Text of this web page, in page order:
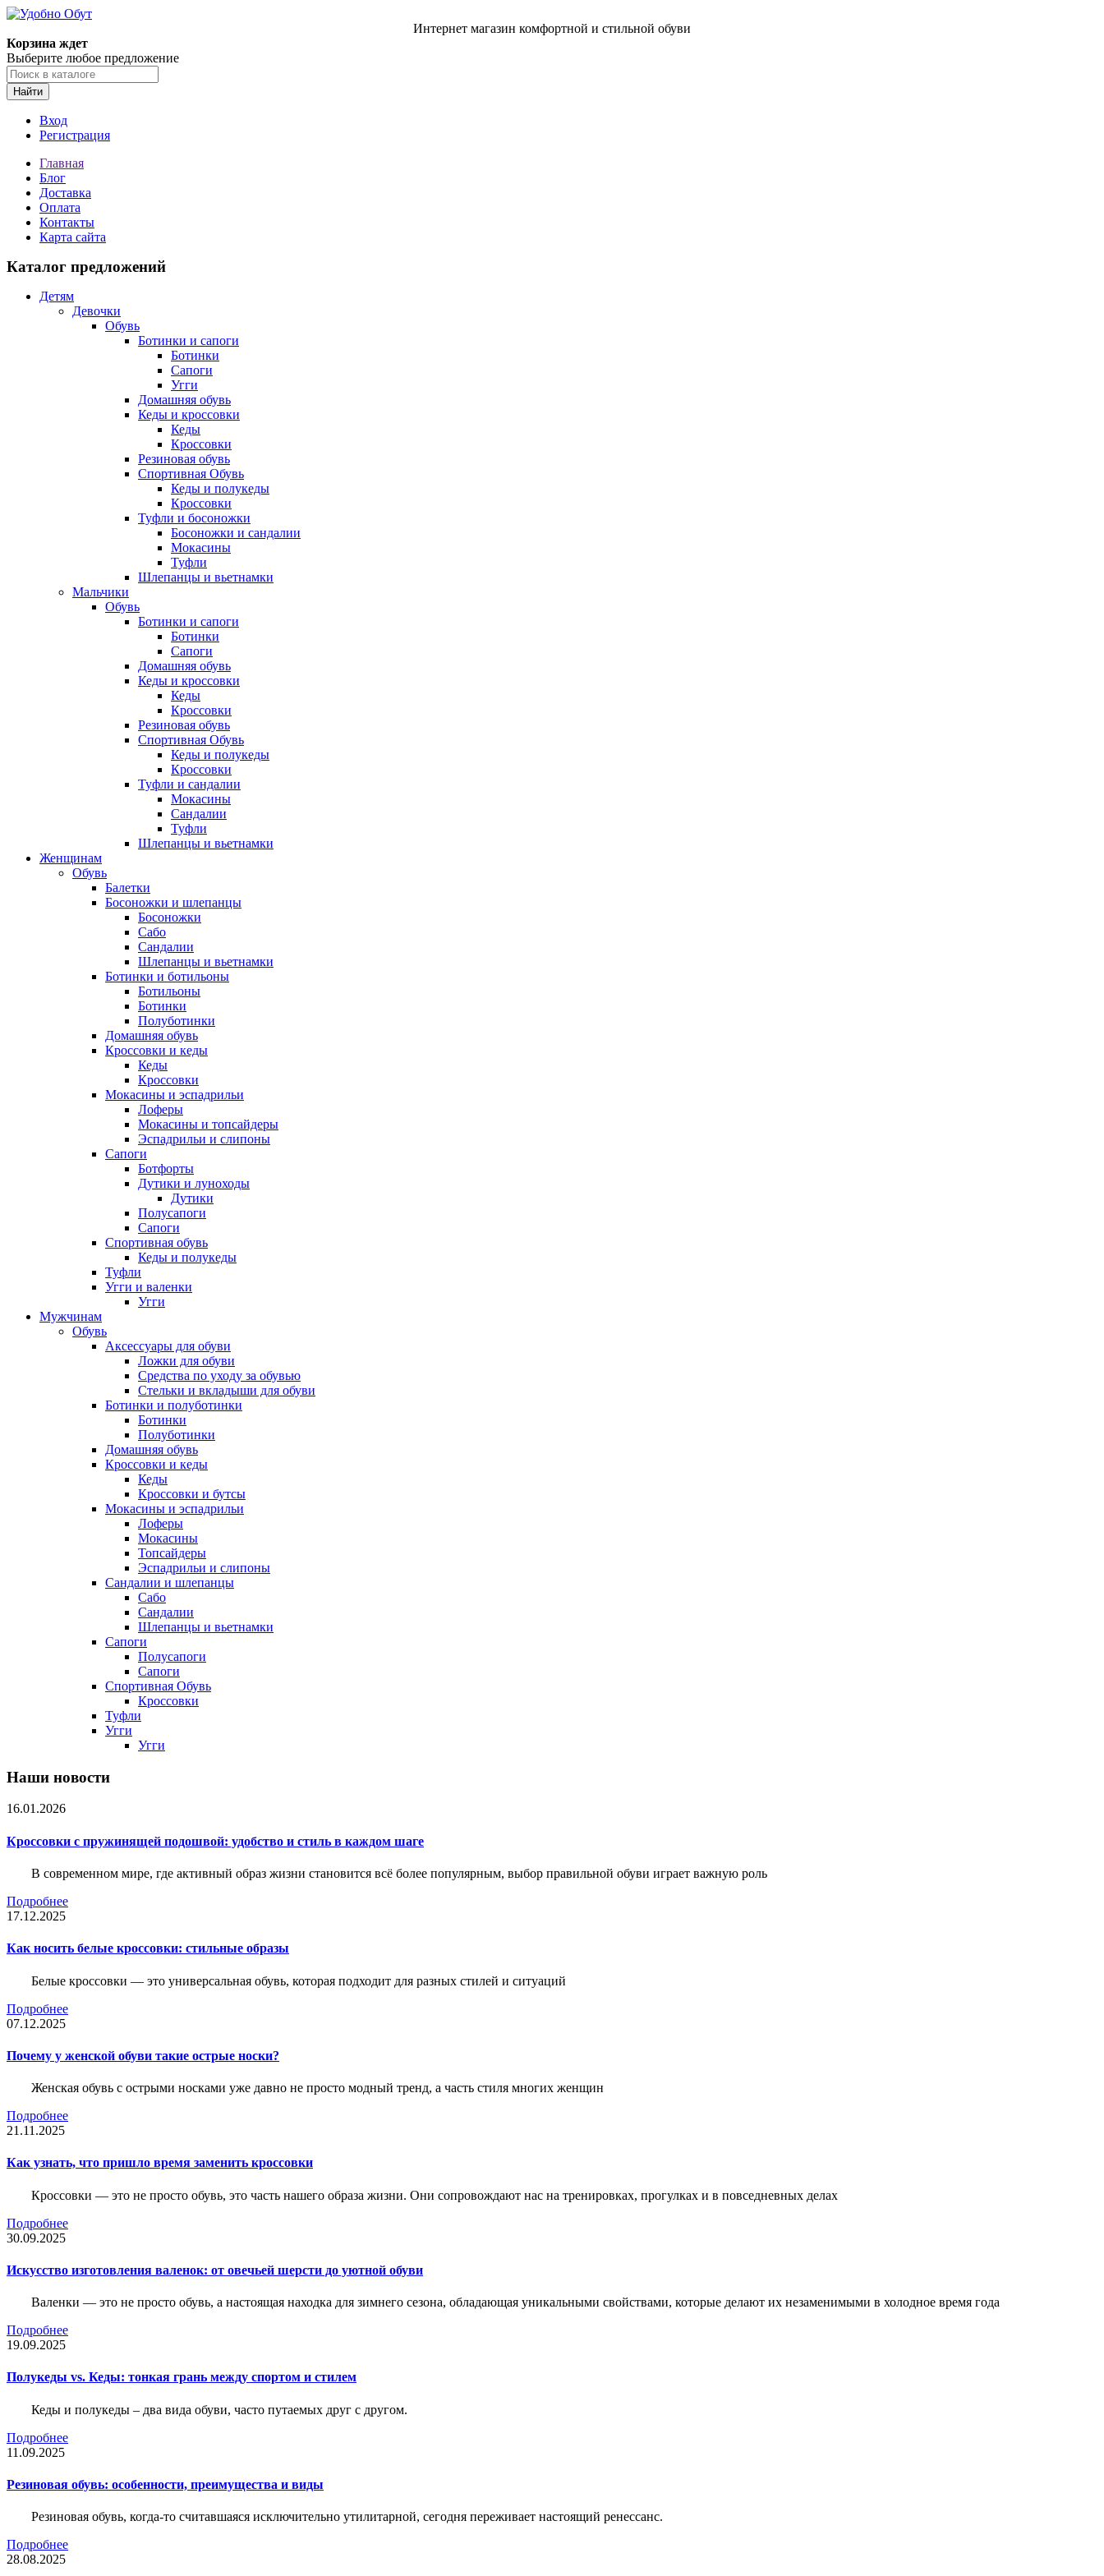
Интернет магазин комфортной и стильной обуви
Корзина ждет
Выберите любое предложение
Найти
Вход
Регистрация
Главная
Блог
Доставка
Оплата
Контакты
Карта сайта
Каталог предложений
Детям
Девочки
Обувь
Ботинки и сапоги
Ботинки
Сапоги
Угги
Домашняя обувь
Кеды и кроссовки
Кеды
Кроссовки
Резиновая обувь
Спортивная Обувь
Кеды и полукеды
Кроссовки
Туфли и босоножки
Босоножки и сандалии
Мокасины
Туфли
Шлепанцы и вьетнамки
Мальчики
Обувь
Ботинки и сапоги
Ботинки
Сапоги
Домашняя обувь
Кеды и кроссовки
Кеды
Кроссовки
Резиновая обувь
Спортивная Обувь
Кеды и полукеды
Кроссовки
Туфли и сандалии
Мокасины
Сандалии
Туфли
Шлепанцы и вьетнамки
Женщинам
Обувь
Балетки
Босоножки и шлепанцы
Босоножки
Сабо
Сандалии
Шлепанцы и вьетнамки
Ботинки и ботильоны
Ботильоны
Ботинки
Полуботинки
Домашняя обувь
Кроссовки и кеды
Кеды
Кроссовки
Мокасины и эспадрильи
Лоферы
Мокасины и топсайдеры
Эспадрильи и слипоны
Сапоги
Ботфорты
Дутики и луноходы
Дутики
Полусапоги
Сапоги
Спортивная обувь
Кеды и полукеды
Туфли
Угги и валенки
Угги
Мужчинам
Обувь
Аксессуары для обуви
Ложки для обуви
Средства по уходу за обувью
Стельки и вкладыши для обуви
Ботинки и полуботинки
Ботинки
Полуботинки
Домашняя обувь
Кроссовки и кеды
Кеды
Кроссовки и бутсы
Мокасины и эспадрильи
Лоферы
Мокасины
Топсайдеры
Эспадрильи и слипоны
Сандалии и шлепанцы
Сабо
Сандалии
Шлепанцы и вьетнамки
Сапоги
Полусапоги
Сапоги
Спортивная Обувь
Кроссовки
Туфли
Угги
Угги
Наши новости
16.01.2026
Кроссовки с пружинящей подошвой: удобство и стиль в каждом шаге
В современном мире, где активный образ жизни становится всё более популярным, выбор правильной обуви играет важную роль
Подробнее
17.12.2025
Как носить белые кроссовки: стильные образы
Белые кроссовки — это универсальная обувь, которая подходит для разных стилей и ситуаций
Подробнее
07.12.2025
Почему у женской обуви такие острые носки?
Женская обувь с острыми носками уже давно не просто модный тренд, а часть стиля многих женщин
Подробнее
21.11.2025
Как узнать, что пришло время заменить кроссовки
Кроссовки — это не просто обувь, это часть нашего образа жизни. Они сопровождают нас на тренировках, прогулках и в повседневных делах
Подробнее
30.09.2025
Искусство изготовления валенок: от овечьей шерсти до уютной обуви
Валенки — это не просто обувь, а настоящая находка для зимнего сезона, обладающая уникальными свойствами, которые делают их незаменимыми в холодное время года
Подробнее
19.09.2025
Полукеды vs. Кеды: тонкая грань между спортом и стилем
Кеды и полукеды – два вида обуви, часто путаемых друг с другом.
Подробнее
11.09.2025
Резиновая обувь: особенности, преимущества и виды
Резиновая обувь, когда-то считавшаяся исключительно утилитарной, сегодня переживает настоящий ренессанс.
Подробнее
28.08.2025